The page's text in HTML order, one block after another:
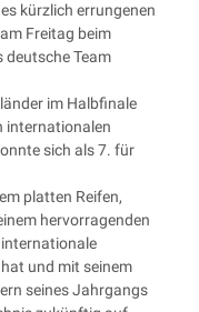
kürzlich errungenen
Freitag beim
Team
im Halbfinale
internationalen
sich als 7. für
platten Reifen,
hervorragenden
und mit seinem
seines Jahrgangs